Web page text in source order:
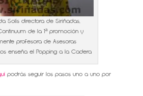
Solís directora de Siriñadas,
de la 1ª promoción y
profesora de Asesoras
enseña el Popping a la Cadera
podrás seguir los pasos uno a uno por